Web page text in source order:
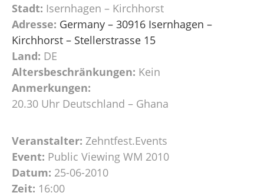
Stadt: Isernhagen – Kirchhorst
Adresse: Germany – 30916 Isernhagen –
Kirchhorst – Stellerstrasse 15
Land: DE
Altersbeschränkungen: Kein
Anmerkungen:
20.30 Uhr Deutschland – Ghana
Veranstalter: Zehntfest.Events
Event: Public Viewing WM 2010
Datum: 25-06-2010
Zeit: 16:00